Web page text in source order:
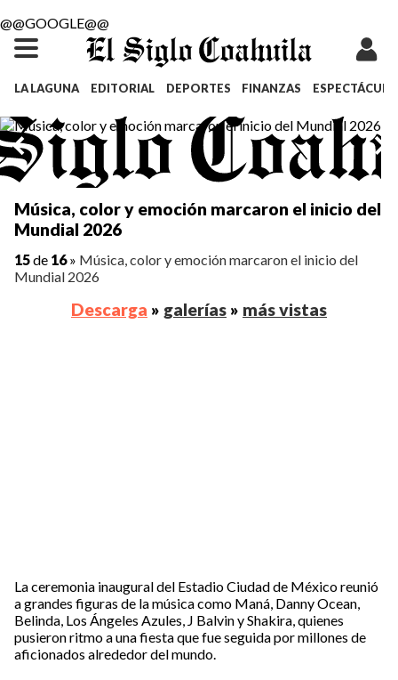
@@GOOGLE@@
LA LAGUNA EDITORIAL DEPORTES FINANZAS
Música, color y emoción marcaron el inicio del
Mundial 2026
15de 16» Música, color y emoción marcaron el inicio del
Mundial 2026
Descarga » galerías » más vistas
La ceremonia inaugural del Estadio Ciudad de México reunió
a grandes figuras de la música como Maná, Danny Ocean,
Belinda, Los Ángeles Azules, J Balvin y Shakira, quienes
pusieron ritmo a una fiesta que fue seguida por millones de
aficionados alrededor del mundo.